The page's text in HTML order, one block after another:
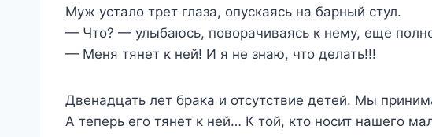
Муж устало трет глаза, опускаясь на барный стул.
— Что? — улыбаюсь, поворачиваясь к нему, еще
— Меня тянет к ней! И я не знаю, что делать!!!
Двенадцать лет брака и отсутствие детей. Мы
А теперь его тянет к ней… К той, кто носит нашего